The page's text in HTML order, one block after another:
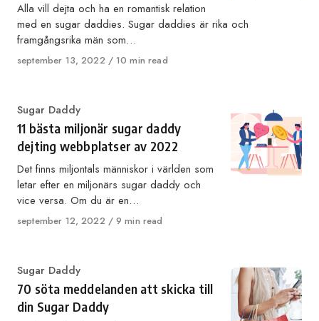
Alla vill dejta och ha en romantisk relation
med en sugar daddies. Sugar daddies är rika och
framgångsrika män som…
Published
september 13, 2022 10 min read
Category
Sugar Daddy
11 bästa miljonär sugar daddy
dejting webbplatser av 2022
Det finns miljontals människor i världen som
letar efter en miljonärs sugar daddy och
vice versa. Om du är en…
Published
september 12, 2022 9 min read
Category
Sugar Daddy
70 söta meddelanden att skicka till
din Sugar Daddy